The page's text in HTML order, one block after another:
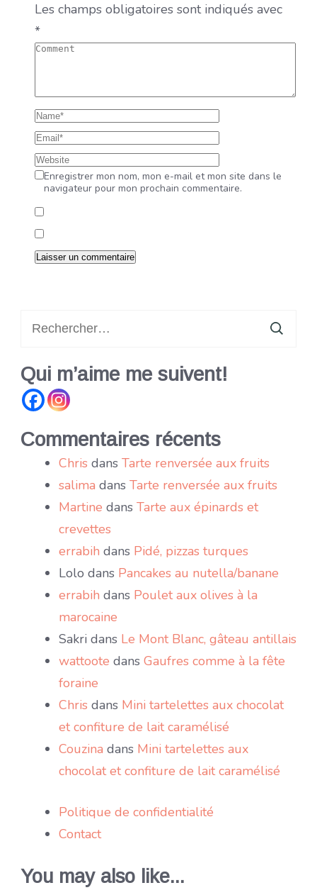
Les champs obligatoires sont indiqués avec
*
Enregistrer mon nom, mon e-mail et mon site dans le
navigateur pour mon prochain commentaire.
Qui m’aime me suivent!
Commentaires récents
Chris dans Tarte renversée aux fruits
salima dans Tarte renversée aux fruits
Martine dans Tarte aux épinards et
crevettes
errabih dans Pidé, pizzas turques
Lolo dans Pancakes au nutella/banane
errabih dans Poulet aux olives à la
marocaine
Sakri dans Le Mont Blanc, gâteau antillais
wattoote dans Gaufres comme à la fête
foraine
Chris dans Mini tartelettes aux chocolat
et confiture de lait caramélisé
Couzina dans Mini tartelettes aux
chocolat et confiture de lait caramélisé
Politique de confidentialité
Contact
You may also like...